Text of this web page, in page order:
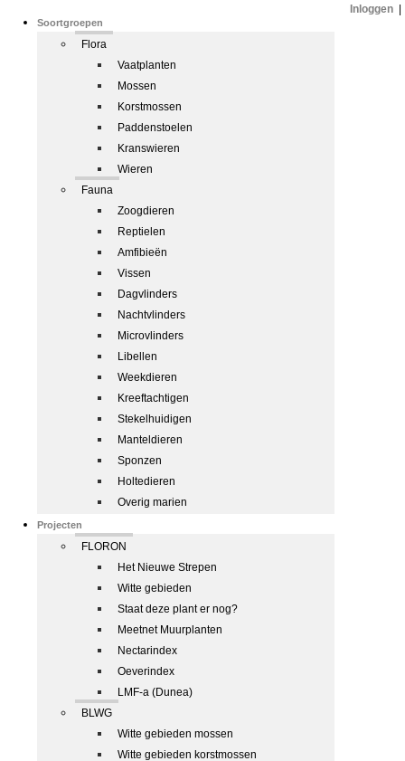
Soortgroepen
Flora
Vaatplanten
Mossen
Korstmossen
Paddenstoelen
Kranswieren
Wieren
Fauna
Zoogdieren
Reptielen
Amfibieën
Vissen
Dagvlinders
Nachtvlinders
Microvlinders
Libellen
Weekdieren
Kreeftachtigen
Stekelhuidigen
Manteldieren
Sponzen
Holtedieren
Overig marien
Projecten
FLORON
Het Nieuwe Strepen
Witte gebieden
Staat deze plant er nog?
Meetnet Muurplanten
Nectarindex
Oeverindex
LMF-a (Dunea)
BLWG
Witte gebieden mossen
Witte gebieden korstmossen
Inloggen